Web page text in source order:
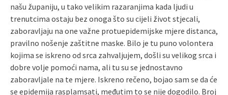
našu županiju, u tako velikim razaranjima kada ljudi u
trenutcima ostaju bez onoga što su cijeli život stjecali,
zaboravljaju na one važne protuepidemijske mjere distanca,
pravilno nošenje zaštitne maske. Bilo je tu puno volontera
kojima se iskreno od srca zahvaljujem, došli su velikog srca i
dobre volje pomoći nama, ali tu su se jednostavno
zaboravljale na te mjere. Iskreno rečeno, bojao sam se da će
se epidemija rasplamsati, međutim to se nije dogodilo. Broj